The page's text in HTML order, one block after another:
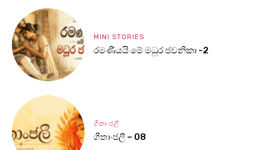
MINI STORIES
රමණීයයි මේ මධුර ජවනිකා -2
ගීතාංජලී
ගීතාංජලී – 08